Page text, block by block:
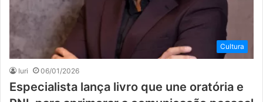
Cultura
Iuri 06/01/2026
Especialista lança livro que une oratória e